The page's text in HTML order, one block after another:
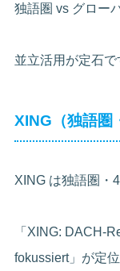
独語圏 vs グロー
並立活用が定石で
XING（独語圏
XING は独語圏・
「XING: DACH-
fokussiert」が定位